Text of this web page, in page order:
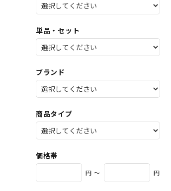
単品・セット
ブランド
商品タイプ
価格帯
円 ～ 円